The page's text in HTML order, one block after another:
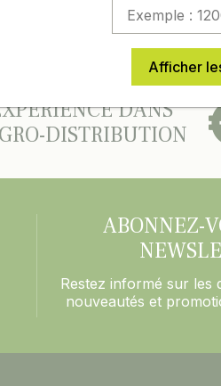
DANS
DISTRIBUTION
ABONNEZ-
Restez informé sur les
nouveautés et
Afficher